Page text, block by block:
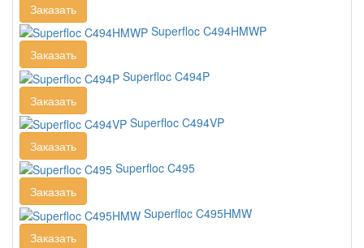
Заказать
Superfloc C494HMWP
Заказать
Superfloc C494P
Заказать
Superfloc C494VP
Заказать
Superfloc C495
Заказать
Superfloc C495HMW
Заказать